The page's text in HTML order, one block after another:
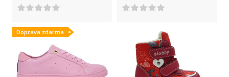
Doprava zdarma